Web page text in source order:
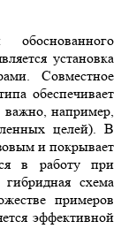
установка
Совместное
обеспечивает
важно, например,
целей). В
и покрывает
в работу при
схема
примеров
эффективной